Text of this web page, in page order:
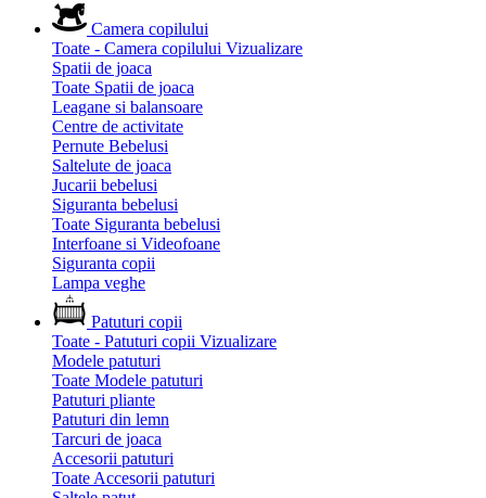
Camera copilului
Toate - Camera copilului Vizualizare
Spatii de joaca
Toate Spatii de joaca
Leagane si balansoare
Centre de activitate
Pernute Bebelusi
Saltelute de joaca
Jucarii bebelusi
Siguranta bebelusi
Toate Siguranta bebelusi
Interfoane si Videofoane
Siguranta copii
Lampa veghe
Patuturi copii
Toate - Patuturi copii Vizualizare
Modele patuturi
Toate Modele patuturi
Patuturi pliante
Patuturi din lemn
Tarcuri de joaca
Accesorii patuturi
Toate Accesorii patuturi